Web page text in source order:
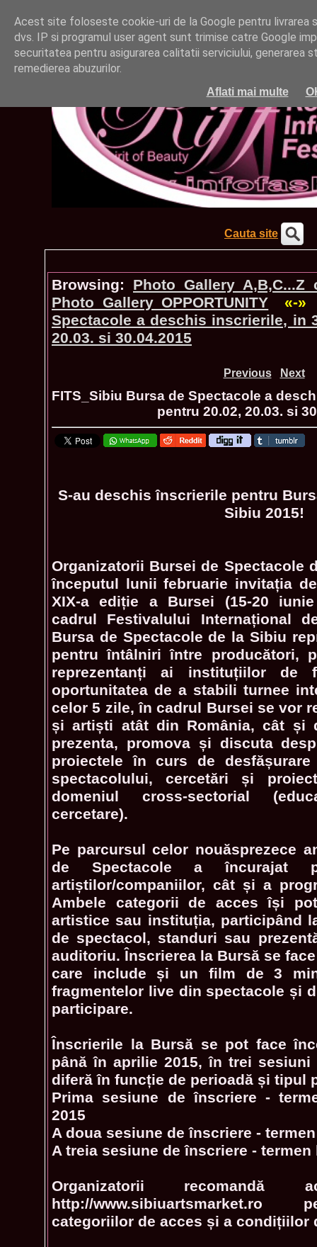
Acest site foloseste cookie-uri de la Google pentru livrarea
dvs. IP si programul user agent sunt trimise catre Google
securitatea pentru asigurarea calitatii serviciului, generarea
remedierea abuzurilor.
Aflati mai multe
Cauta site
Browsing:
Photo_Gallery
Photo_Gallery OPPORTUNITY
«-»
Spectacole a deschis inscrierile, in
20.03. si 30.04.2015
Previous Next
FITS_Sibiu Bursa de Spectacole a
pentru 20.02, 20.03. si
S-au deschis înscrierile pentru
Sibiu 2015!
Organizatorii Bursei de Spectacole
începutul lunii februarie invitația
XIX-a ediție a Bursei (15-20
cadrul Festivalului Internațional
Bursa de Spectacole de la Sibiu
pentru întâlniri între producători,
reprezentanți ai instituțiilor de
oportunitatea de a stabili turnee
celor 5 zile, în cadrul Bursei se vor
și artiști atât din România, cât și
prezenta, promova și discuta
proiectele în curs de
spectacolului, cercetări și
domeniul cross-sectorial
cercetare).
Pe parcursul celor nouăsprezece
de Spectacole a încurajat
artiștilor/companiilor, cât și a
Ambele categorii de acces își
artistice sau instituția, participând
de spectacol, standuri sau
auditoriu. Înscrierea la Bursă se
care include și un film de 3
fragmentelor live din spectacole și
participare.
Înscrierile la Bursă se pot face
până în aprilie 2015, în trei
diferă în funcție de perioadă și tipul
Prima sesiune de înscriere -
2015
A doua sesiune de înscriere -
A treia sesiune de înscriere -
Organizatorii recomandă
http://www.sibiuartsmarket.ro
categoriilor de acces și a condițiilor